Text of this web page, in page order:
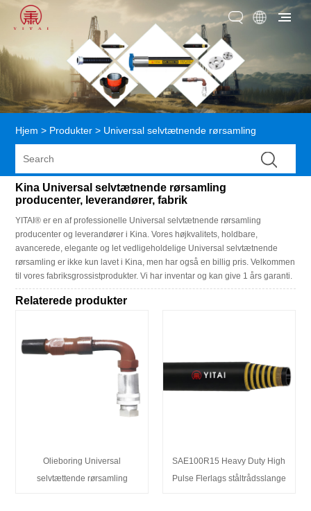
Hjem > Produkter > Universal selvtætnende rørsamling
Kina Universal selvtætnende rørsamling
producenter, leverandører, fabrik
YITAI® er en af ​​professionelle Universal selvtætnende rørsamling
producenter og leverandører i Kina. Vores højkvalitets, holdbare,
avancerede, elegante og let vedligeholdelige Universal selvtætnende
rørsamling er ikke kun lavet i Kina, men har også en billig pris. Velkommen
til vores fabriksgrossistprodukter. Vi har inventar og kan give 1 års garanti.
Relaterede produkter
Olieboring Universal
selvtættende rørsamling
SAE100R15 Heavy Duty High
Pulse Flerlags ståltrådsslange